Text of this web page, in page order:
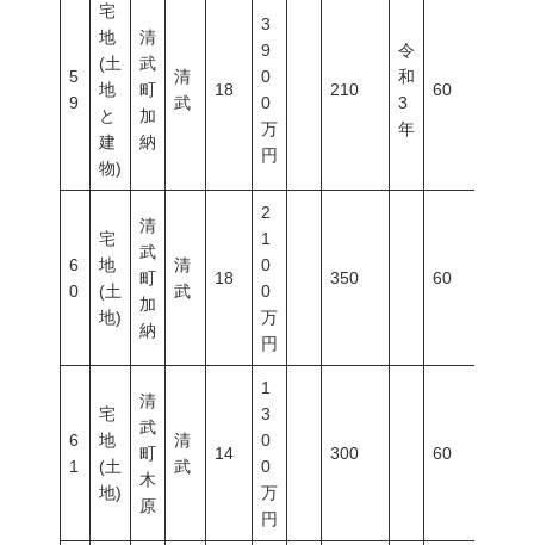
5
9
宅
地
(土
地
と
建
物)
清
武
町
加
納
清
武
18
3
9
0
0
万
円
210
令
和
3
年
60
6
0
宅
地
(土
地)
清
武
町
加
納
清
武
18
2
1
0
0
万
円
350 60
6
1
宅
地
(土
地)
清
武
町
木
原
清
武
14
1
3
0
0
万
円
300 60